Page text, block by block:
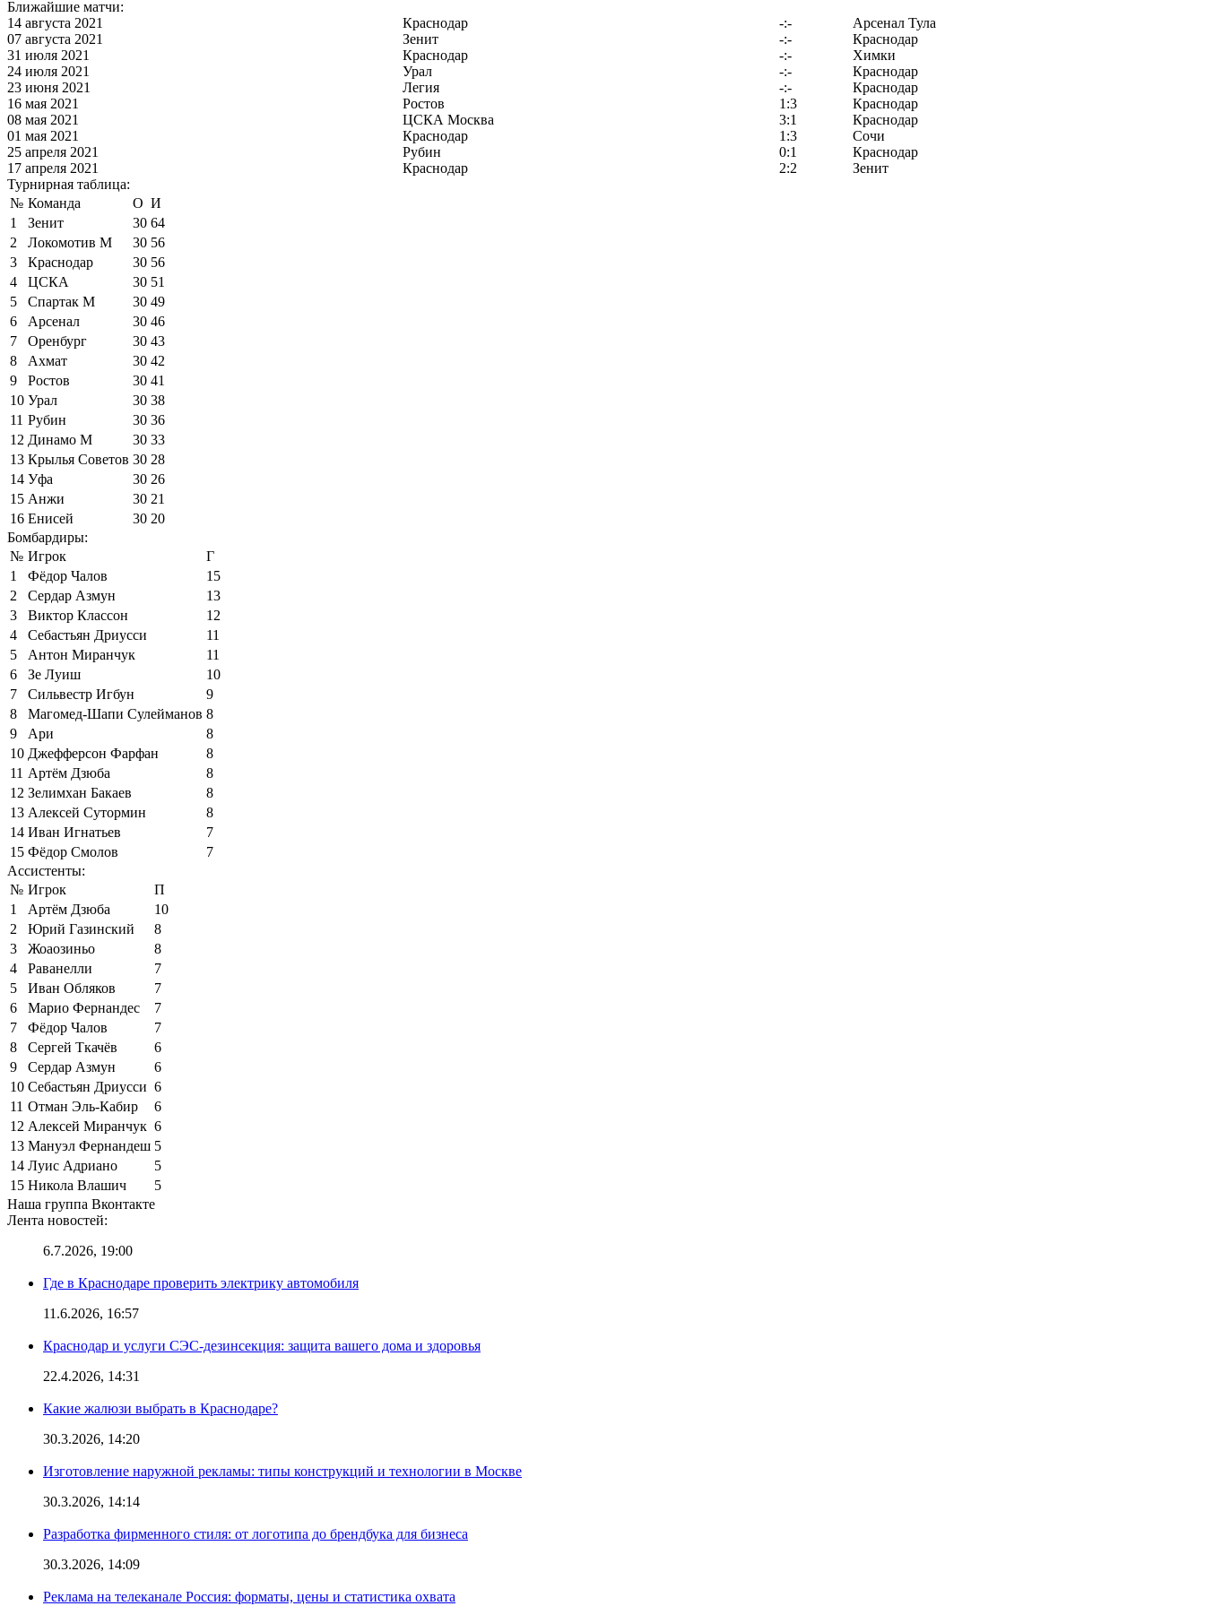
Ближайшие матчи:
14 августа 2021
Краснодар -:-
Арсенал Тула
07 августа 2021
Зенит -:-
Краснодар
31 июля 2021
Краснодар -:-
Химки
24 июля 2021
Урал -:-
Краснодар
23 июня 2021
Легия -:-
Краснодар
16 мая 2021
Ростов 1:3
Краснодар
08 мая 2021
ЦСКА Москва 3:1
Краснодар
01 мая 2021
Краснодар 1:3
Сочи
25 апреля 2021
Рубин 0:1
Краснодар
17 апреля 2021
Краснодар 2:2
Зенит
Турнирная таблица:
№ Команда О И
1
Зенит 30 64
2
Локомотив М 30 56
3
Краснодар 30 56
4
ЦСКА 30 51
5
Спартак М 30 49
6
Арсенал 30 46
7
Оренбург 30 43
8
Ахмат 30 42
9
Ростов 30 41
10 Урал 30 38
11 Рубин 30 36
12 Динамо М 30 33
13 Крылья Советов 30 28
14 Уфа 30 26
15 Анжи 30 21
16 Енисей 30 20
Бомбардиры:
№ Игрок
Г
1
Фёдор Чалов
15
2
Сердар Азмун
13
3
Виктор Классон
12
4
Себастьян Дриусси
11
5
Антон Миранчук
11
6
Зе Луиш
10
7
Сильвестр Игбун
9
8
Магомед-Шапи Сулейманов 8
9
Ари
8
10 Джефферсон Фарфан
8
11 Артём Дзюба
8
12 Зелимхан Бакаев
8
13 Алексей Сутормин
8
14 Иван Игнатьев
7
15 Фёдор Смолов
7
Ассистенты:
№ Игрок
П
1
Артём Дзюба
10
2
Юрий Газинский
8
3
Жоаозиньо
8
4
Раванелли
7
5
Иван Обляков
7
6
Марио Фернандес
7
7
Фёдор Чалов
7
8
Сергей Ткачёв
6
9
Сердар Азмун
6
10 Себастьян Дриусси 6
11 Отман Эль-Кабир
6
12 Алексей Миранчук 6
13 Мануэл Фернандеш 5
14 Луис Адриано
5
15 Никола Влашич
5
Наша группа Вконтакте
Лента новостей:
6.7.2026, 19:00
Где в Краснодаре проверить электрику автомобиля
11.6.2026, 16:57
Краснодар и услуги СЭС-дезинсекция: защита вашего дома и здоровья
22.4.2026, 14:31
Какие жалюзи выбрать в Краснодаре?
30.3.2026, 14:20
Изготовление наружной рекламы: типы конструкций и технологии в Москве
30.3.2026, 14:14
Разработка фирменного стиля: от логотипа до брендбука для бизнеса
30.3.2026, 14:09
Реклама на телеканале Россия: форматы, цены и статистика охвата